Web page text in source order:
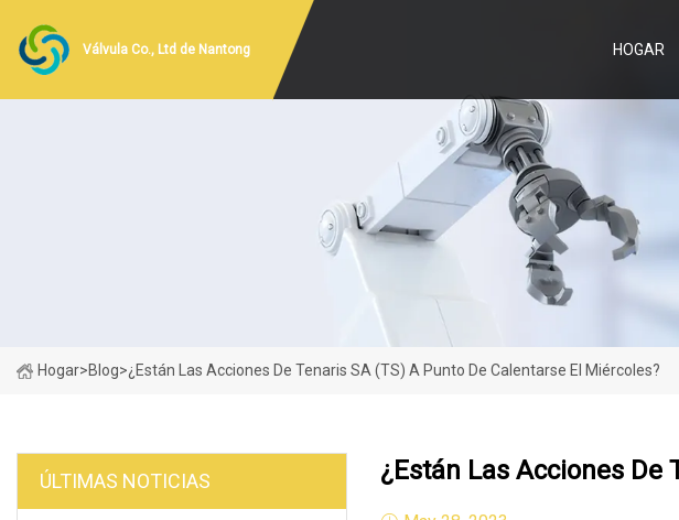
Válvula Co., Ltd de Nantong HOGAR
Hogar>Blog>¿Están Las Acciones De Tenaris SA (TS) A Punto De Calentarse El Miércoles?
ÚLTIMAS NOTICIAS ¿Están Las Acciones De